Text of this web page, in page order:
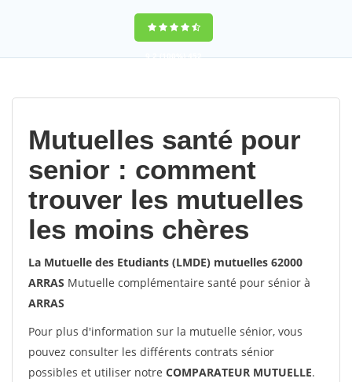
9,2(100%)452
Mutuelles santé pour
senior : comment
trouver les mutuelles
les moins chères
La Mutuelle des Etudiants (LMDE) mutuelles 62000
ARRAS Mutuelle complémentaire santé pour sénior à
ARRAS
Pour plus d'information sur la mutuelle sénior, vous
pouvez consulter les différents contrats sénior
possibles et utiliser notre COMPARATEUR MUTUELLE.